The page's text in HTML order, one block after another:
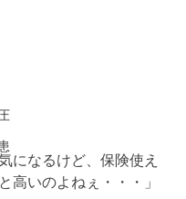
になるけど、保険使え
高いのよねぇ・・・」